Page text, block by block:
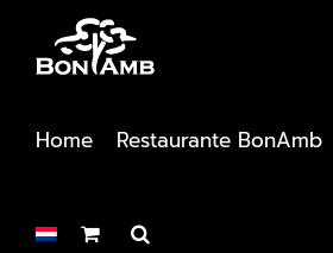
contenido
Home Restaurante BonAmb